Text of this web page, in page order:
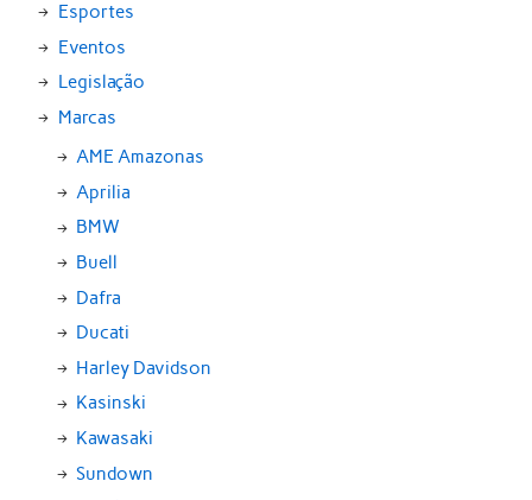
Esportes
Eventos
Legislação
Marcas
AME Amazonas
Aprilia
BMW
Buell
Dafra
Ducati
Harley Davidson
Kasinski
Kawasaki
Sundown